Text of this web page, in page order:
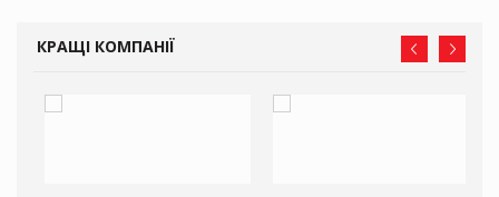
КРАЩІ КОМПАНІЇ